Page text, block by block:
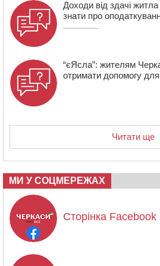
Доходи від здачі
знати про
“єЯсла”: жителям
отримати допомогу
Читати ще
МИ У СОЦМЕРЕЖАХ
Сторінка Facebook